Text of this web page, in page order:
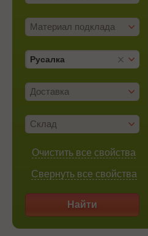
Материал подклада
Русалка
Доставка
Склад
Очистить все свойства
Свернуть все свойства
Найти